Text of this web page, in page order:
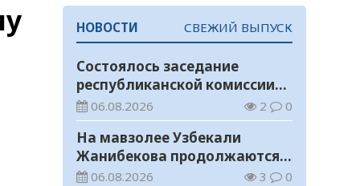
НОВОСТИ СВЕЖИЙ ВЫПУСК
Состоялось заседание
республиканской комиссии
по присуждению
образовательных грантов
06.08.2026 2 0
На мавзолее Узбекали
Жанибекова продолжаются
реставрационные работы
06.08.2026 3 0